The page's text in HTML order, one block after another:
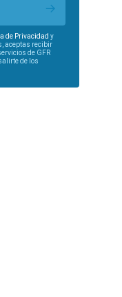
de Privacidad y
aceptas recibir
de GFR
de los